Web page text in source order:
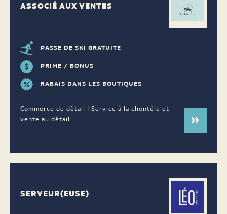
ASSOCIÉ AUX VENTES
PASSE DE SKI GRATUITE
PRIME / BONUS
RABAIS DANS LES BOUTIQUES
Commerce de détail | Service à la clientèle et
vente au détail
SERVEUR(EUSE)